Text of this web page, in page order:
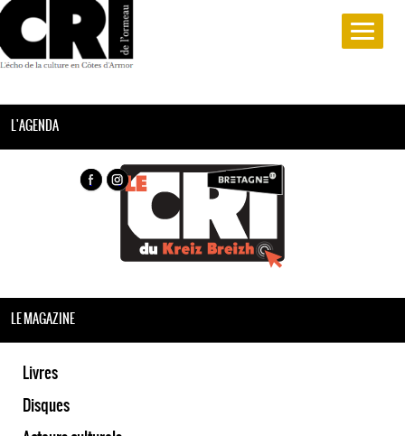
L'AGENDA
LE MAGAZINE
Livres
Disques